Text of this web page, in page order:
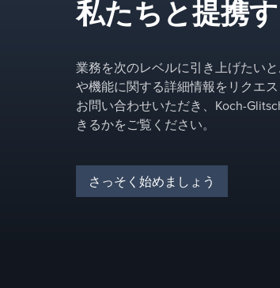
私たちと提携
業務を次のレベルに引き上げたい
や機能に関する詳細情報をリクエ
お問い合わせいただき、Koch-
きるかをご覧ください。
さっそく始めましょう